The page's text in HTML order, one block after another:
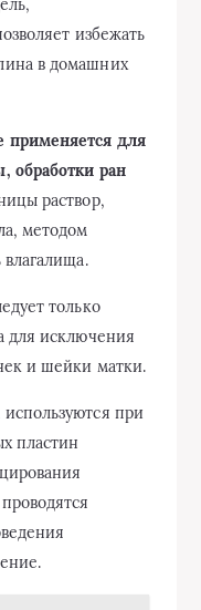
избежать
в домашних
применяется для
обработки ран
раствор,
методом
только
для исключения
и шейки матки.
при
пластин